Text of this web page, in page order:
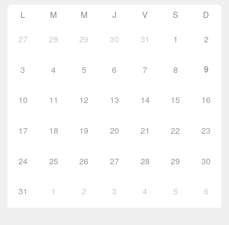
L M M J V S D
27 28 29 30 31 1 2
3 4 5 6 7 8 9
10 11 12 13 14 15 16
17 18 19 20 21 22 23
24 25 26 27 28 29 30
31 1 2 3 4 5 6